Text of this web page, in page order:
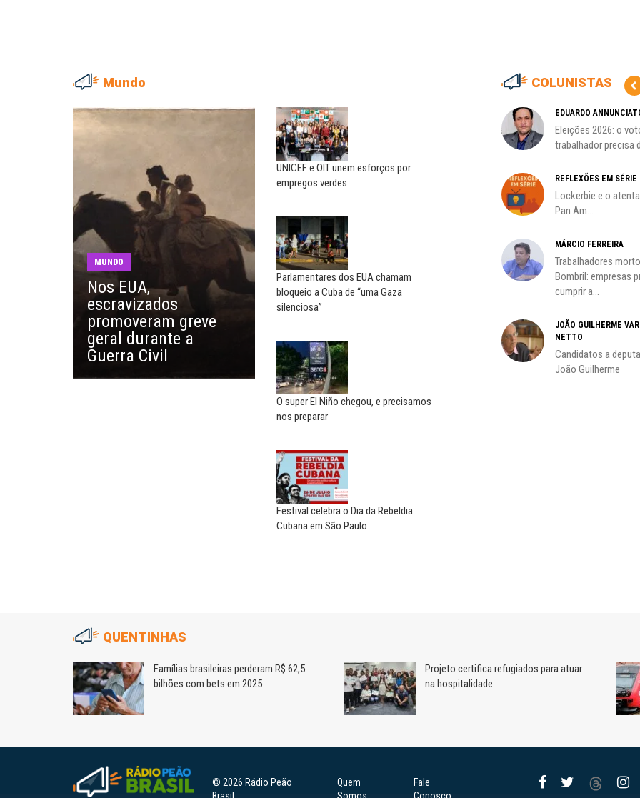
Mundo
MUNDO
Nos EUA,
escravizados
promoveram greve
geral durante a
Guerra Civil
UNICEF e OIT unem esforços por
empregos verdes
Parlamentares dos EUA chamam
bloqueio a Cuba de “uma Gaza
silenciosa”
O super El Niño chegou, e precisamos
nos preparar
Festival celebra o Dia da Rebeldia
Cubana em São Paulo
COLUNISTAS
NILTON NECO
Agosto Lilás: todos e todas no
combate à...
EDUARDO ANNUNCIATO CHICÃO
Sem salário digno e proteção
social, não existe...
EUSÉBIO PINTO NETO
A fortaleza do sindicato
SERGIO LUIZ LEITE (SERGINHO)
responsabilidade de todos
MARCOS VERLAINE
precisa voltar...
MIGUEL TORRES
A luta continua: agora o foco é
o...
CARLOS LOPES
O resgate do nosso Estado
Nacional; por Carlos...
A geopolítica nas eleições de
EDUARDO
Eleições 2026: o
trabalhador precisa
REFLEXÕES EM SÉRIE
Lockerbie e o
Pan Am...
MÁRCIO FERREIRA
Trabalhadores
Bombril: empresas
cumprir a...
JOÃO GUILHERME
NETTO
Candidatos a
João Guilherme
QUENTINHAS
Famílias brasileiras perderam R$ 62,5
bilhões com bets em 2025
Projeto certifica refugiados para atuar
na hospitalidade
© 2026 Rádio Peão
Quem
Fale